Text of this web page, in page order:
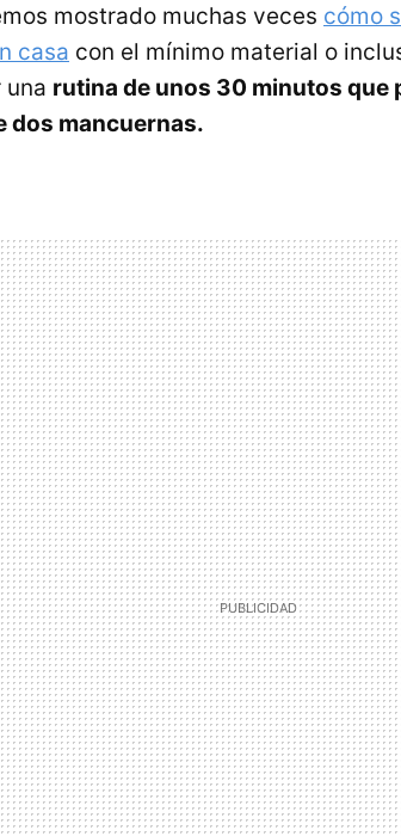
mostrado muchas veces cómo
casa con el mínimo material o
una rutina de unos 30 minutos que
dos mancuernas.